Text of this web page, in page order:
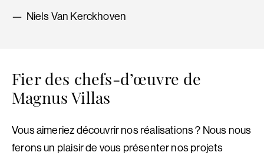
Niels Van Kerckhoven
Fier des chefs-d’œuvre de
Magnus Villas
Vous aimeriez découvrir nos réalisations ? Nous nous
ferons un plaisir de vous présenter nos projets